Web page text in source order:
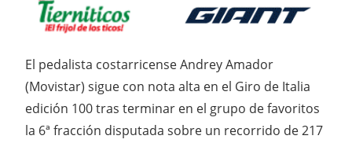
El pedalista costarricense Andrey Amador
(Movistar) sigue con nota alta en el Giro de Italia
edición 100 tras terminar en el grupo de favoritos
la 6ª fracción disputada sobre un recorrido de 217